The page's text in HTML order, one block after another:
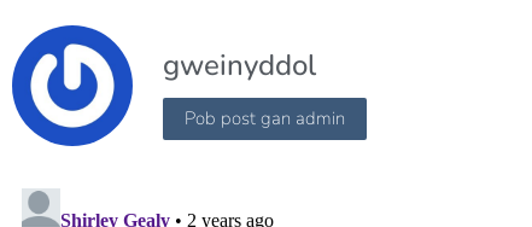
gweinyddol
Pob post gan admin